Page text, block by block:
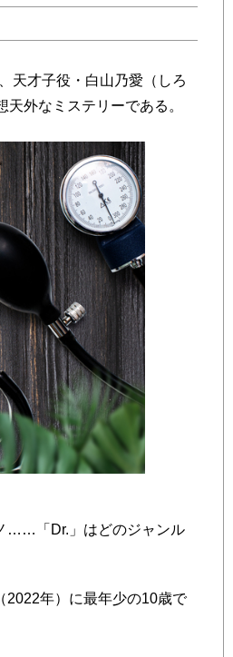
天才子役・白山乃愛（しろ
外なミステリーである。
……「Dr.」はどのジャンル
年）に最年少の10歳で